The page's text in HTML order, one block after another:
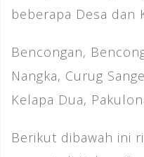
beberapa Desa dan
Bencongan,
Nangka, Curug
Kelapa Dua,
Berikut dibawah ini